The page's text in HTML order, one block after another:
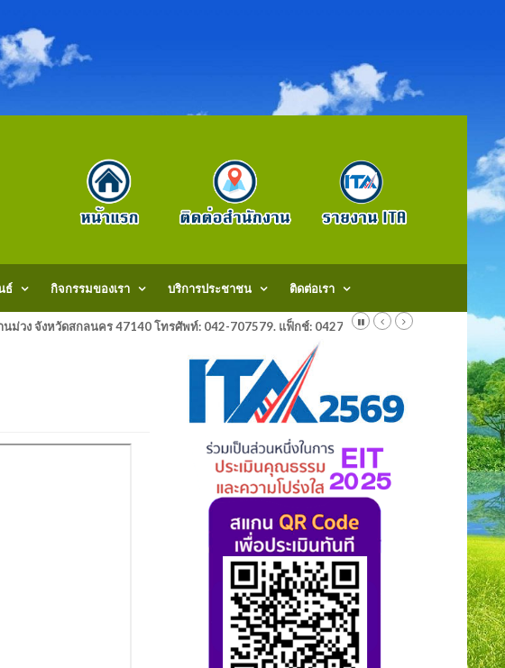
ธ์ กิจกรรมของเรา บริการประชาชน ติดต่อเรา
ม่วง จังหวัดสกลนคร 47140 โทรศัพท์: 042-707579. แฟ็กช์: 042707579 E-Mail: